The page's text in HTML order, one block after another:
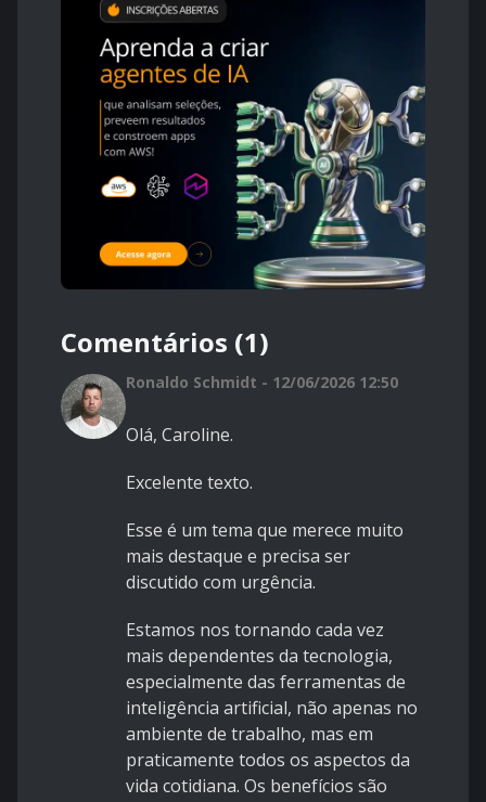
Comentários (1)
Ronaldo Schmidt - 12/06/2026 12:50
Olá, Caroline.
Excelente texto.
Esse é um tema que merece muito
mais destaque e precisa ser
discutido com urgência.
Estamos nos tornando cada vez
mais dependentes da tecnologia,
especialmente das ferramentas de
inteligência artificial, não apenas no
ambiente de trabalho, mas em
praticamente todos os aspectos da
vida cotidiana. Os benefícios são